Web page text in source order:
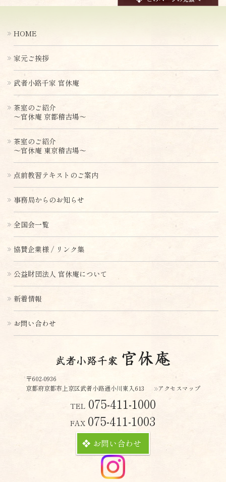
〒602-0936
京都府京都市上京区武者小路通小川東入613
アクセスマップ
TEL 075-411-1000
FAX 075-411-1003
お問い合わせ
HOME
家元ご挨拶
武者小路千家 官休庵
茶室のご紹介
〜官休庵 京都稽古場〜
茶室のご紹介
〜官休庵 東京稽古場〜
点前教習テキストのご案内
事務局からのお知らせ
全国会一覧
協賛企業様 / リンク集
公益財団法人 官休庵について
新着情報
お問い合わせ